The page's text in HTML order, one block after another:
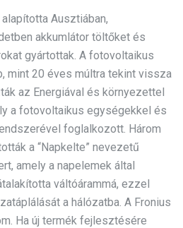
Ausztiában,
akkumlátor töltőket és
gyártottak. A fotovoltaikus
mint 20 éves múltra tekint vissza
az Energiával és környezettel
a fotovoltaikus egységekkel és
foglalkozott. Három
a “Napkelte” nevezetű
amely a napelemek által
váltóárammá, ezzel
a hálózatba. A Fronius
Ha új termék fejlesztésére